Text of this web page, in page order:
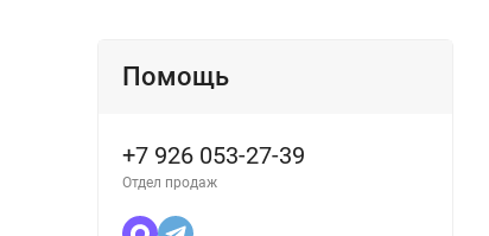
Помощь
+7 926 053-27-39
Отдел продаж